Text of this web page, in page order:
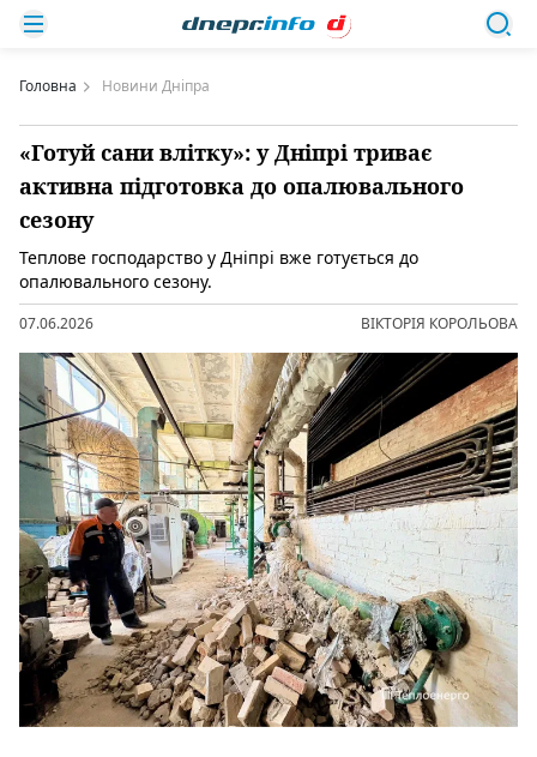
Головна Новини Дніпра
«Готуй сани влітку»: у Дніпрі триває
активна підготовка до опалювального
сезону
Теплове господарство у Дніпрі вже готується до
опалювального сезону.
07.06.2026 ВІКТОРІЯ КОРОЛЬОВА